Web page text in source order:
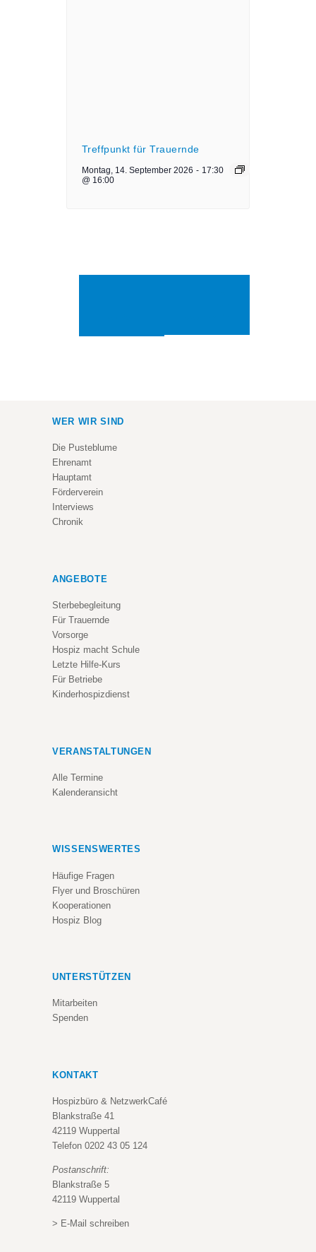
Treffpunkt für Trauernde
Montag, 14. September 2026
@ 16:00
- 17:30
WER WIR SIND
Die Pusteblume
Ehrenamt
Hauptamt
Förderverein
Interviews
Chronik
ANGEBOTE
Sterbebegleitung
Für Trauernde
Vorsorge
Hospiz macht Schule
Letzte Hilfe-Kurs
Für Betriebe
Kinderhospizdienst
VERANSTALTUNGEN
Alle Termine
Kalenderansicht
WISSENSWERTES
Häufige Fragen
Flyer und Broschüren
Kooperationen
Hospiz Blog
UNTERSTÜTZEN
Mitarbeiten
Spenden
KONTAKT
Hospizbüro & NetzwerkCafé
Blankstraße 41
42119 Wuppertal
Telefon 0202 43 05 124
Postanschrift:
Blankstraße 5
42119 Wuppertal
> E-Mail schreiben